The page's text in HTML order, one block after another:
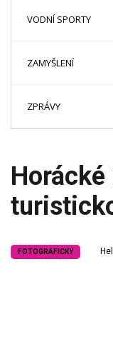
VODNÍ SPORTY
ZAMYŠLENÍ
ZPRÁVY
FOTOGRAFICKY